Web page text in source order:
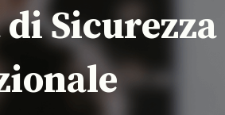
Sicurezza